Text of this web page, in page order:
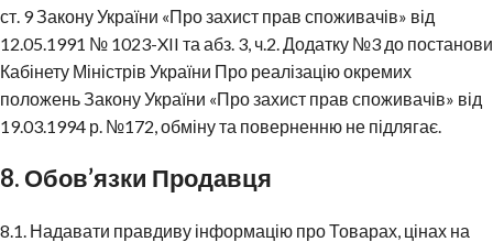
ст. 9 Закону України «Про захист прав споживачів» від
12.05.1991 № 1023-XII та абз. 3, ч.2. Додатку №3 до постанови
Кабінету Міністрів України Про реалізацію окремих
положень Закону України «Про захист прав споживачів» від
19.03.1994 р. №172, обміну та поверненню не підлягає.
8. Обов’язки Продавця
8.1. Надавати правдиву інформацію про Товарах, цінах на